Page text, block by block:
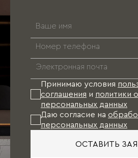
Принимаю условия
соглашения и политики
персональных данных
Даю согласие на
персональных данных
ОСТАВИТЬ